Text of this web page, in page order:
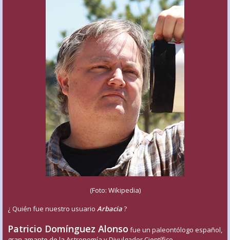
(Foto: Wikipedia)
¿ Quién fue nuestro usuario Arbacia?
Patricio Domínguez Alonso fue un paleontólogo español,